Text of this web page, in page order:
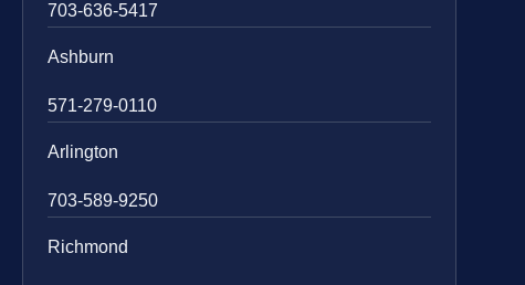
703-636-5417
Ashburn
571-279-0110
Arlington
703-589-9250
Richmond